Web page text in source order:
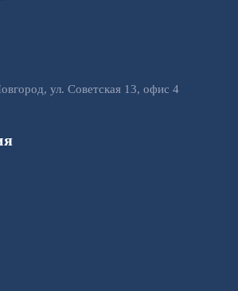
ул. Советская 13, офис 4